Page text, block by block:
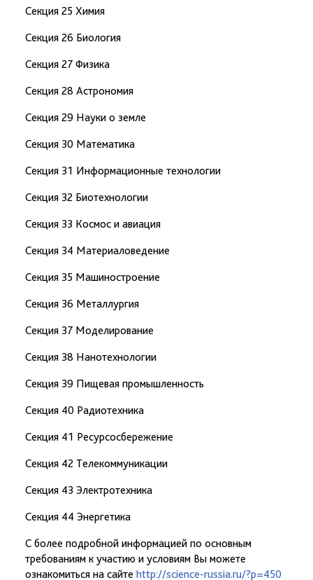
Секция 25 Химия
Секция 26 Биология
Секция 27 Физика
Секция 28 Астрономия
Секция 29 Науки о земле
Секция 30 Математика
Секция 31 Информационные технологии
Секция 32 Биотехнологии
Секция 33 Космос и авиация
Секция 34 Материаловедение
Секция 35 Машиностроение
Секция 36 Металлургия
Секция 37 Моделирование
Секция 38 Нанотехнологии
Секция 39 Пищевая промышленность
Секция 40 Радиотехника
Секция 41 Ресурсосбережение
Секция 42 Телекоммуникации
Секция 43 Электротехника
Секция 44 Энергетика
С более подробной информацией по основным
требованиям к участию и условиям Вы можете
ознакомиться на сайте http://science-russia.ru/?p=450